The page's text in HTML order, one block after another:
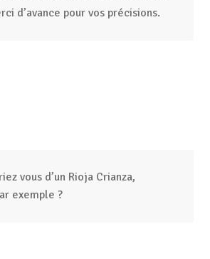
d’avance pour vos précisions.
vous d’un Rioja Crianza,
exemple ?